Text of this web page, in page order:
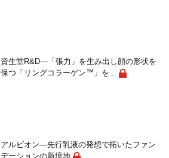
資生堂R&D―「張力」を生み出し顔の形状を
保つ「リングコラーゲン™」を...
アルビオン―先行乳液の発想で拓いたファン
デーションの新境地